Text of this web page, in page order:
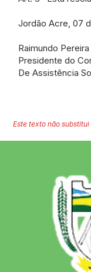
Jordão Acre, 07
Raimundo
Presidente do
De Assistência
Este texto não